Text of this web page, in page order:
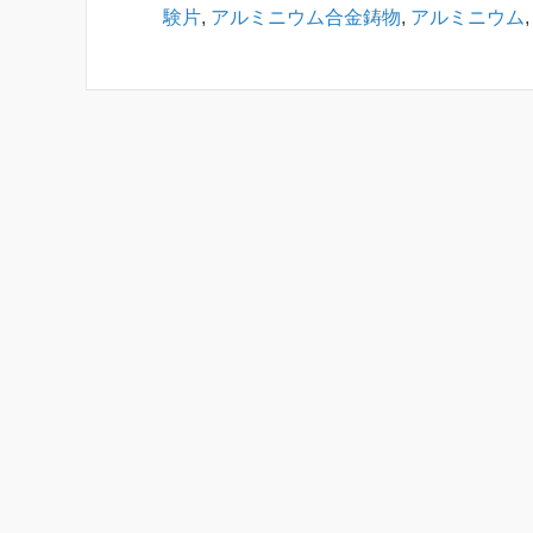
験片, アルミニウム合金鋳物, アルミニウム,